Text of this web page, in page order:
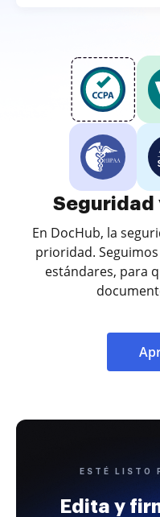
Seguridad
En DocHub, la
prioridad. Seguimos
estándares, para
ESTÉ LISTO
Edita y